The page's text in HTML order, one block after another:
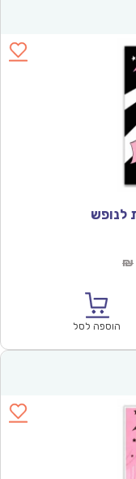
₪
הוספה לסל